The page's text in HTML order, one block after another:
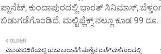
ಪ್ಲಾನೆಟ್, ಕುಂದಾಪುರದಲ್ಲಿ ಭಾರತ್ ಸಿನಿಮಾಸ್,
ಬಿಡುಗಡೆಗೊಂಡಿದೆ. ಮಲ್ಟಿಫ್ಲೆಕ್ಸ್ ನಲ್ಲೂ ಕೂಡ 99
OLDER
ಮೂಡುಬಿದಿರೆಯಲ್ಲಿ ರಾಜಾಕಾಲುವೆಗೆ ಮಣ್ಣಿನ ರಾಶಿ*ಮಳೆಗಾಲದಲ್ಲಿ